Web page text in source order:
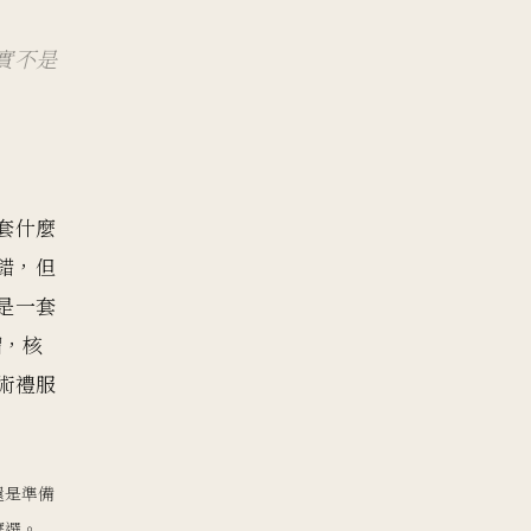
不是
什麼
，但
一套
核
禮服
準備